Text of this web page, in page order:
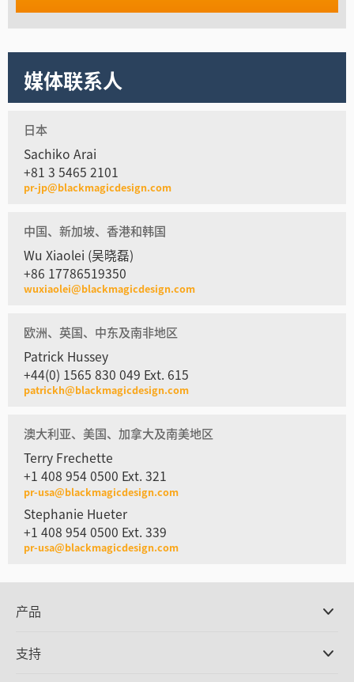
媒体联系人
日本
Sachiko Arai
+81 3 5465 2101
pr-jp@blackmagicdesign.com
中国、新加坡、香港和韩国
Wu Xiaolei (吴晓磊)
+86 17786519350
wuxiaolei@blackmagicdesign.com
欧洲、英国、中东及南非地区
Patrick Hussey
+44(0) 1565 830 049 Ext. 615
patrickh@blackmagicdesign.com
澳大利亚、美国、加拿大及南美地区
Terry Frechette
+1 408 954 0500 Ext. 321
pr-usa@blackmagicdesign.com
Stephanie Hueter
+1 408 954 0500 Ext. 339
pr-usa@blackmagicdesign.com
产品
DaVinci Resolve和Fusion软件
支持